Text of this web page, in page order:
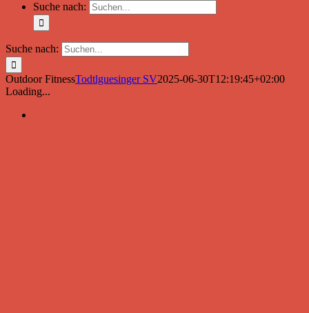
Suche nach:
Suche nach:
Outdoor FitnessTodtlguesinger SV2025-06-30T12:19:45+02:00
Loading...